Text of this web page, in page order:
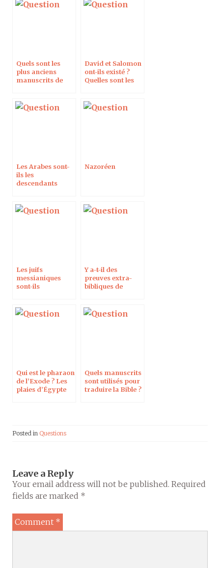
Quels sont les
plus anciens
manuscrits de
David et Salomon
ont-ils existé ?
Quelles sont les
Les Arabes sont-
ils les
descendants
Nazoréen
Les juifs
messianiques
sont-ils
Y a-t-il des
preuves extra-
bibliques de
peuple d’Israël ?
Qui est le pharaon
de l’Exode ? Les
plaies d’Égypte
Quels manuscrits
sont utilisés pour
traduire la Bible ?
Posted in Questions
Leave a Reply
Your email address will not be published. Required
fields are marked *
Comment *